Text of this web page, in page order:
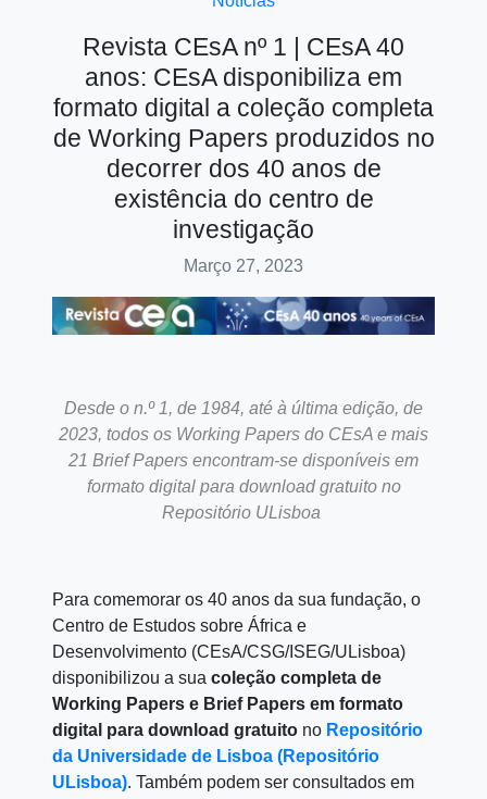
Revista CEsA nº 1 | CEsA 40
anos: CEsA disponibiliza em
formato digital a coleção completa
de Working Papers produzidos no
decorrer dos 40 anos de
existência do centro de
investigação
Março 27, 2023
Desde o n.º 1, de 1984, até à última edição, de
2023, todos os Working Papers do CEsA e mais
21 Brief Papers encontram-se disponíveis em
formato digital para download gratuito no
Repositório ULisboa
Para comemorar os 40 anos da sua fundação, o
Centro de Estudos sobre África e
Desenvolvimento (CEsA/CSG/ISEG/ULisboa)
disponibilizou a sua coleção completa de
Working Papers e Brief Papers em formato
digital para download gratuito no Repositório
da Universidade de Lisboa (Repositório
ULisboa). Também podem ser consultados em